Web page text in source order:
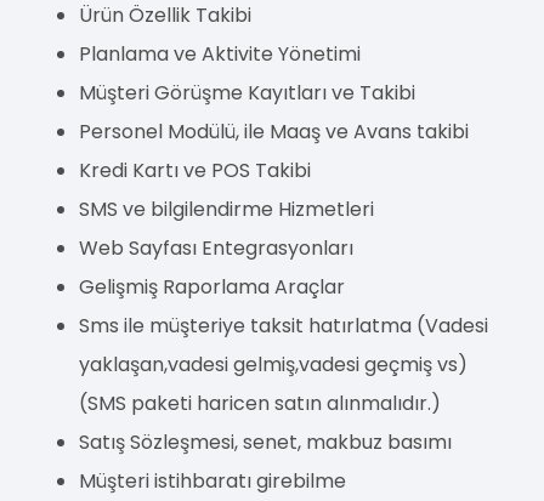
Ürün Özellik Takibi
Planlama ve Aktivite Yönetimi
Müşteri Görüşme Kayıtları ve Takibi
Personel Modülü, ile Maaş ve Avans takibi
Kredi Kartı ve POS Takibi
SMS ve bilgilendirme Hizmetleri
Web Sayfası Entegrasyonları
Gelişmiş Raporlama Araçlar
Sms ile müşteriye taksit hatırlatma (Vadesi
yaklaşan,vadesi gelmiş,vadesi geçmiş vs)
(SMS paketi haricen satın alınmalıdır.)
Satış Sözleşmesi, senet, makbuz basımı
Müşteri istihbaratı girebilme